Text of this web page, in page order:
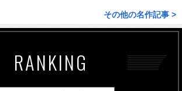
その他の名作記事 >
RANKING